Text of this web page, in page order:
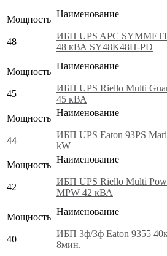
Мощность
48
Наименование
ИБП UPS APC
48 кВА SY48K48H-PD
Мощность
45
Наименование
ИБП UPS Riello Multi
45 кВА
Мощность
44
Наименование
ИБП UPS Eaton 93PS
kW
Мощность
42
Наименование
ИБП UPS Riello Multi
MPW 42 кВА
Мощность
40
Наименование
ИБП 3ф/3ф Eaton 9355
8мин.